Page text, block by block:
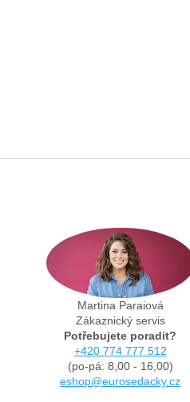
Martina Paraiová
Zákaznický servis
Potřebujete poradit?
+420 774 777 512
(po-pá: 8,00 - 16,00)
eshop@eurosedacky.cz